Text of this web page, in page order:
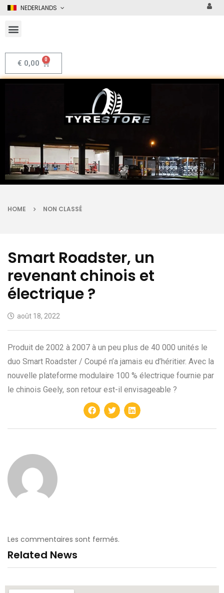
NEDERLANDS
€ 0,00
HOME NON CLASSÉ
Smart Roadster, un
revenant chinois et
électrique ?
août 18, 2022
Produit de 2002 à 2007 à un peu plus de 40 000 unités le
duo Smart Roadster / Coupé n’a jamais eu d’héritier. Avec la
nouvelle plateforme modulaire 100 % électrique fournie par
le chinois Geely, son retour est-il envisageable ?
Les commentaires sont fermés.
Related News